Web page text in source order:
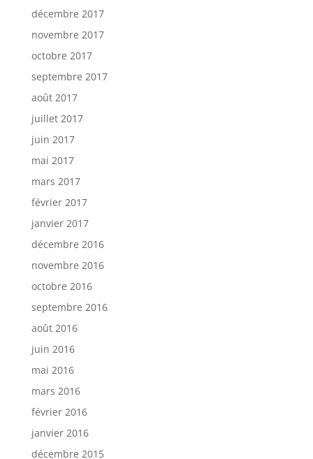
décembre 2017
novembre 2017
octobre 2017
septembre 2017
août 2017
juillet 2017
juin 2017
mai 2017
mars 2017
février 2017
janvier 2017
décembre 2016
novembre 2016
octobre 2016
septembre 2016
août 2016
juin 2016
mai 2016
mars 2016
février 2016
janvier 2016
décembre 2015